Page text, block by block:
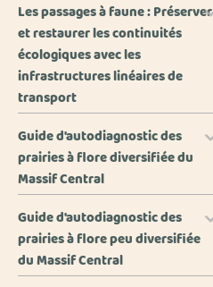
Les passages à faune : Préserver
et restaurer les continuités
écologiques avec les
infrastructures linéaires de
transport
Guide d'autodiagnostic des
prairies à flore diversifiée du
Massif Central
Guide d'autodiagnostic des
prairies à flore peu diversifiée
du Massif Central